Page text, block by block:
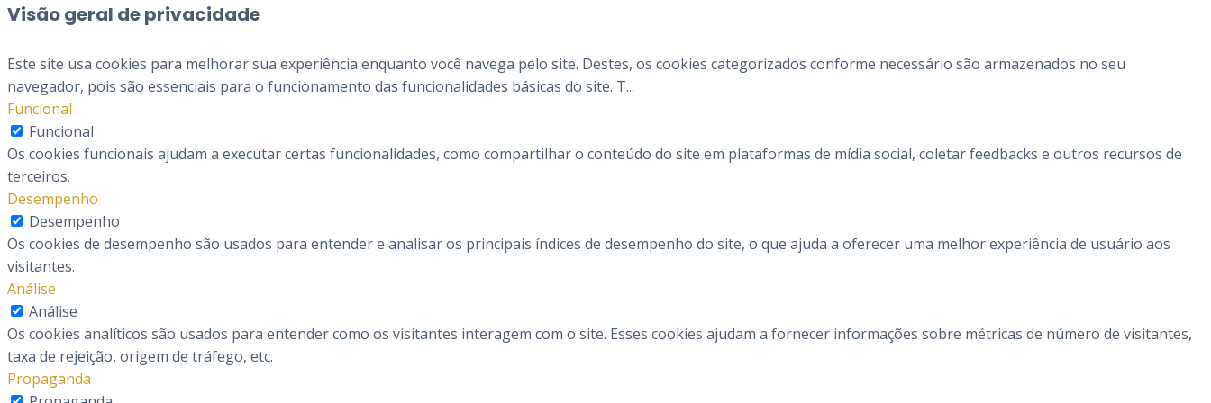
Visão geral de privacidade
Este site usa cookies para melhorar sua experiência enquanto você navega pelo site. Destes, os cookies categorizados conforme necessário são armazenados no seu
navegador, pois são essenciais para o funcionamento das funcionalidades básicas do site. T...
Funcional
Funcional
Os cookies funcionais ajudam a executar certas funcionalidades, como compartilhar o conteúdo do site em plataformas de mídia social, coletar feedbacks e outros recursos de
terceiros.
Desempenho
Desempenho
Os cookies de desempenho são usados ​​para entender e analisar os principais índices de desempenho do site, o que ajuda a oferecer uma melhor experiência de usuário aos
visitantes.
Análise
Análise
Os cookies analíticos são usados ​​para entender como os visitantes interagem com o site. Esses cookies ajudam a fornecer informações sobre métricas de número de visitantes,
taxa de rejeição, origem de tráfego, etc.
Propaganda